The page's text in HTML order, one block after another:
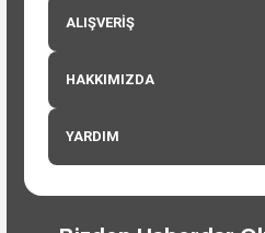
ALIŞVERİŞ
HAKKIMIZDA
YARDIM